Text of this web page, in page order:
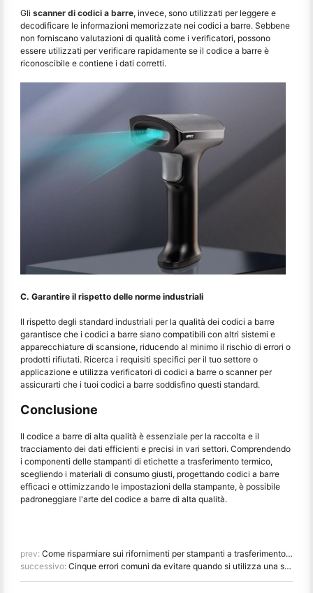
Gli scanner di codici a barre, invece, sono utilizzati per leggere e
decodificare le informazioni memorizzate nei codici a barre. Sebbene
non forniscano valutazioni di qualità come i verificatori, possono
essere utilizzati per verificare rapidamente se il codice a barre è
riconoscibile e contiene i dati corretti.
C. Garantire il rispetto delle norme industriali
Il rispetto degli standard industriali per la qualità dei codici a barre
garantisce che i codici a barre siano compatibili con altri sistemi e
apparecchiature di scansione, riducendo al minimo il rischio di errori o
prodotti rifiutati. Ricerca i requisiti specifici per il tuo settore o
applicazione e utilizza verificatori di codici a barre o scanner per
assicurarti che i tuoi codici a barre soddisfino questi standard.
Conclusione
Il codice a barre di alta qualità è essenziale per la raccolta e il
tracciamento dei dati efficienti e precisi in vari settori. Comprendendo
i componenti delle stampanti di etichette a trasferimento termico,
scegliendo i materiali di consumo giusti, progettando codici a barre
efficaci e ottimizzando le impostazioni della stampante, è possibile
padroneggiare l'arte del codice a barre di alta qualità.
prev: Come risparmiare sui rifornimenti per stampanti a trasferimento termico
successivo: Cinque errori comuni da evitare quando si utilizza una stampante per etichette a trasferimento termico